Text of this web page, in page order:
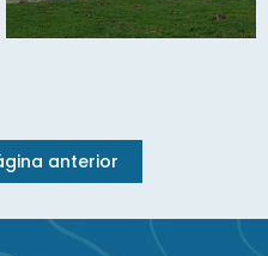
anterior